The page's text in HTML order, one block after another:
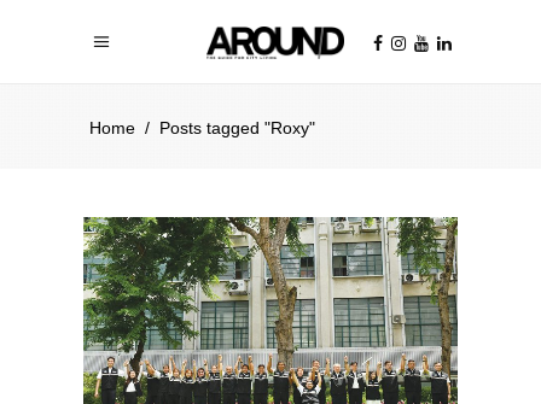
Home / Posts tagged "Roxy"